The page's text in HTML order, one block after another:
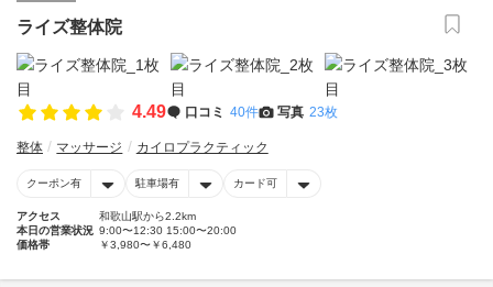
ライズ整体院
4.49 口コミ 40件 写真 23枚
整体 マッサージ カイロプラクティック
クーポン有 駐車場有 カード可
アクセス
和歌山駅から2.2km
本日の営業状況 9:00〜12:30 15:00〜20:00
価格帯
￥3,980〜￥6,480